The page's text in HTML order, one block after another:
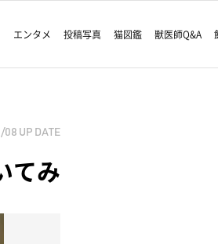
エンタメ 投稿写真 猫図鑑 獣医師Q&A
08 UP DATE
てみ